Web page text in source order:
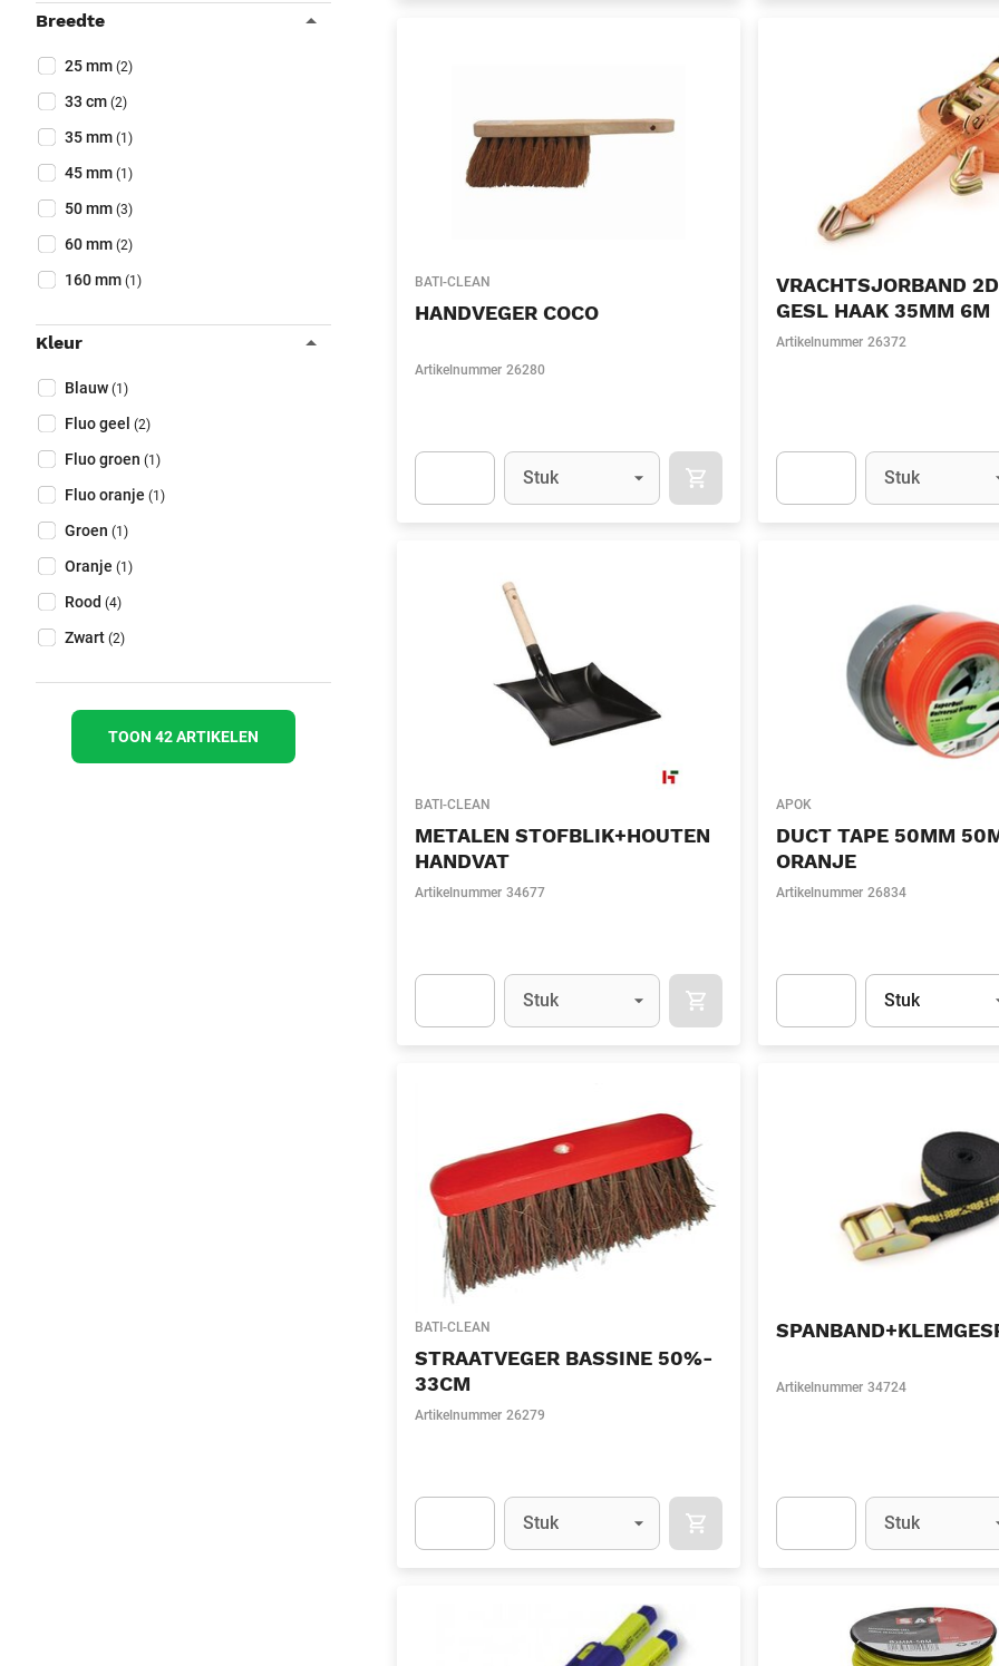
Breedte
Breedte (Optioneel)
25 mm (2)
33 cm (2)
35 mm (1)
45 mm (1)
50 mm (3)
60 mm (2)
160 mm (1)
Kleur
Kleur (Optioneel)
Blauw (1)
Fluo geel (2)
Fluo groen (1)
Fluo oranje (1)
Groen (1)
Oranje (1)
Rood (4)
Zwart (2)
TOON 42 ARTIKELEN
BATI-CLEAN
HANDVEGER COCO
Artikelnummer 26280
Eenheid
Stuk
VRACHTSJORBAND
GESL HAAK 35MM 6M
Artikelnummer 26372
Eenheid
Stuk
BATI-CLEAN
METALEN STOFBLIK+HOUTEN
HANDVAT
Artikelnummer 34677
Eenheid
Stuk
APOK
DUCT TAPE 50MM
ORANJE
Artikelnummer 26834
Eenheid
Stuk
BATI-CLEAN
STRAATVEGER BASSINE 50%-
33CM
Artikelnummer 26279
Eenheid
Stuk
Artikelnummer 34724
Eenheid
Stuk